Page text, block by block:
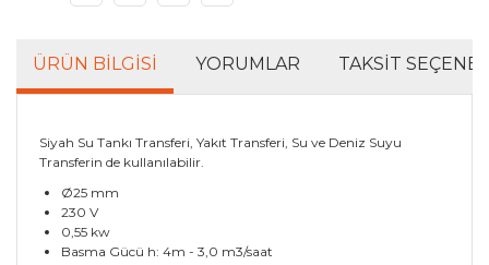
ÜRÜN BILGISI YORUMLAR TAKSIT
Siyah Su Tankı Transferi, Yakıt Transferi, Su ve Deniz Suyu
Transferin de kullanılabilir.
Ø25 mm
230 V
0,55 kw
Basma Gücü h: 4m - 3,0 m3/saat